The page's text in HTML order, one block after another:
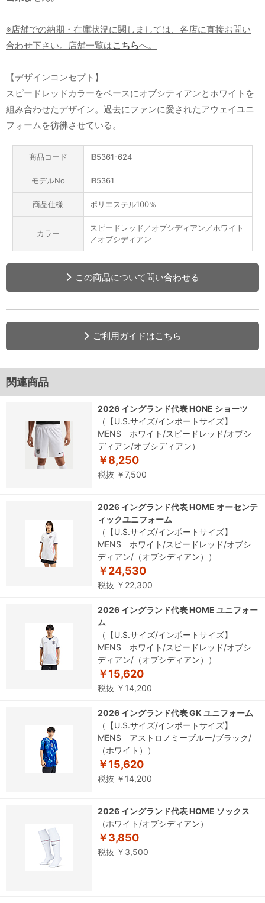
※店舗での納期・在庫状況に関しましては、各店に直接お問い
合わせ下さい。店舗一覧はこちらへ。
【デザインコンセプト】
スピードレッドカラーをベースにオブシティアンとホワイトを
組み合わせたデザイン。過去にファンに愛されたアウェイユニ
フォームを彷彿させている。
商品コード IB5361-624
モデルNo IB5361
商品仕様 ポリエステル100％
カラー
スピードレッド／オブシディアン／ホワイト
／オブシディアン
この商品について問い合わせる
ご利用ガイドはこちら
関連商品
2026 イングランド代表 HONE ショーツ
（【U.S.サイズ/インポートサイズ】
MENS ホワイト/スピードレッド/オブシ
ディアン/オブシディアン）
￥8,250
税抜 ￥7,500
2026 イングランド代表 HOME オーセンテ
ィックユニフォーム
（【U.S.サイズ/インポートサイズ】
MENS ホワイト/スピードレッド/オブシ
ディアン/（オブシディアン））
￥24,530
税抜 ￥22,300
2026 イングランド代表 HOME ユニフォー
ム
（【U.S.サイズ/インポートサイズ】
MENS ホワイト/スピードレッド/オブシ
ディアン/（オブシディアン））
￥15,620
税抜 ￥14,200
2026 イングランド代表 GK ユニフォーム
（【U.S.サイズ/インポートサイズ】
MENS アストロノミーブルー/ブラック/
（ホワイト））
￥15,620
税抜 ￥14,200
2026 イングランド代表 HOME ソックス
（ホワイト/オブシディアン）
￥3,850
税抜 ￥3,500